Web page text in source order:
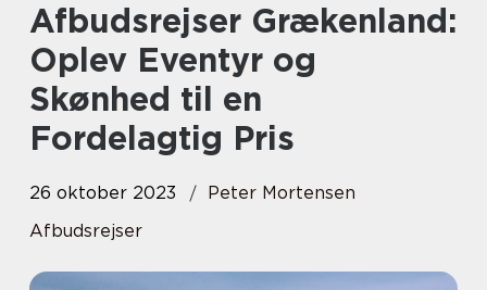
Afbudsrejser Grækenland:
Oplev Eventyr og
Skønhed til en
Fordelagtig Pris
26 oktober 2023
Peter Mortensen
Afbudsrejser